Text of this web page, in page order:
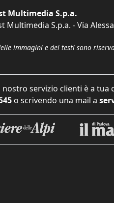
Multimedia S.p.a.
Multimedia S.p.a. - Via
immagini e dei testi sono
servizio clienti è a tua
o scrivendo una mail a